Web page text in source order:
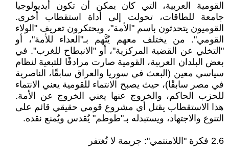
القومية العربية، التي كان يمكن أن تكون أيديولوجيا
جامعة للطاقات، تحولت إلى أداة استقطاب أخرى.
القوميون يتحدثون باسم "الأمة"، ويحتكرون تعريف "الولاء
القومي". من يختلف معهم يُتَّهم بـ"العداء للأمة"، أو
"التخلي عن القضية المركزية"، أو "الانبطاح للغرب". في
بعض البلدان العربية، القومية صارت مرادفًا للتبعية لنظام
سياسي معين (البعث في سوريا والعراق سابقًا، الناصرية
في مصر سابقًا)، حيث يصبح الانتماء للقومية يعني الانتماء
للحزب الحاكم، والخروج عنها يعني الخروج عن الأمة.
هذا الاستقطاب يقتل أي مشروع قومي حقيقي قائم على
التنوع والاجتهاد، ويستبدله بـ"طوطم" يُقدس ويُمنع نقده.
2.6 فكرة "اللامنتمي": جريمة لا تُغتفر